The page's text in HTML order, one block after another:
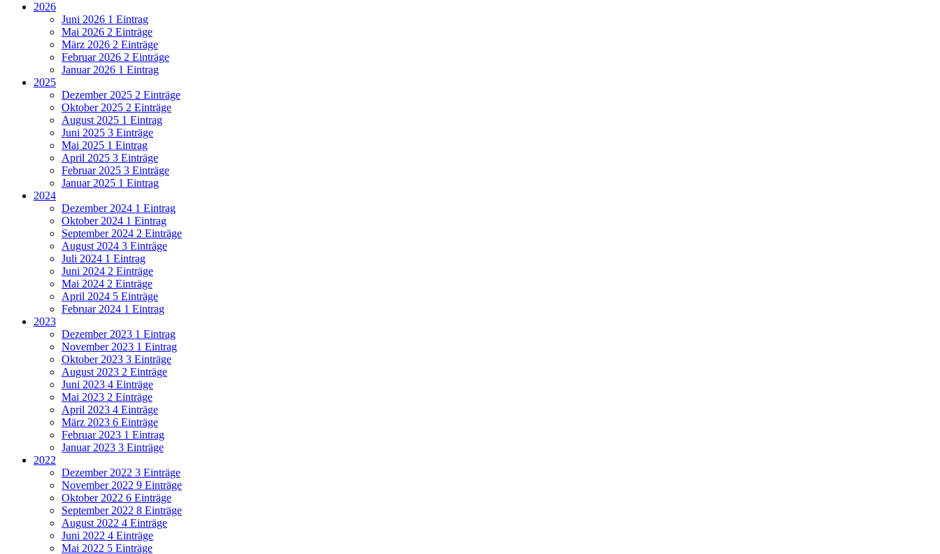
2026
Juni 2026 1 Eintrag
Mai 2026 2 Einträge
März 2026 2 Einträge
Februar 2026 2 Einträge
Januar 2026 1 Eintrag
2025
Dezember 2025 2 Einträge
Oktober 2025 2 Einträge
August 2025 1 Eintrag
Juni 2025 3 Einträge
Mai 2025 1 Eintrag
April 2025 3 Einträge
Februar 2025 3 Einträge
Januar 2025 1 Eintrag
2024
Dezember 2024 1 Eintrag
Oktober 2024 1 Eintrag
September 2024 2 Einträge
August 2024 3 Einträge
Juli 2024 1 Eintrag
Juni 2024 2 Einträge
Mai 2024 2 Einträge
April 2024 5 Einträge
Februar 2024 1 Eintrag
2023
Dezember 2023 1 Eintrag
November 2023 1 Eintrag
Oktober 2023 3 Einträge
August 2023 2 Einträge
Juni 2023 4 Einträge
Mai 2023 2 Einträge
April 2023 4 Einträge
März 2023 6 Einträge
Februar 2023 1 Eintrag
Januar 2023 3 Einträge
2022
Dezember 2022 3 Einträge
November 2022 9 Einträge
Oktober 2022 6 Einträge
September 2022 8 Einträge
August 2022 4 Einträge
Juni 2022 4 Einträge
Mai 2022 5 Einträge